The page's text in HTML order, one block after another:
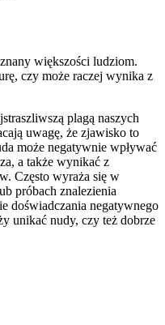
większości ludziom.
czy może raczej wynika z
plagą naszych
uwagę, że zjawisko to
może negatywnie wpływać
a także wynikać z
Często wyraża się w
próbach znalezienia
doświadczania negatywnego
unikać nudy, czy też dobrze